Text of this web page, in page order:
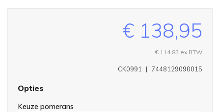
€ 138,95
€ 114,83 ex BTW
7448129090015
|
CK0991
Opties
Keuze pomerans